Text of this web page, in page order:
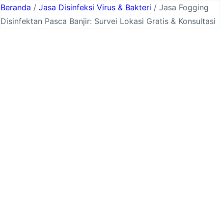
Lewati
ke
Beranda / Jasa Disinfeksi Virus & Bakteri / Jasa Fogging
Disinfektan Pasca Banjir: Survei Lokasi Gratis & Konsultasi